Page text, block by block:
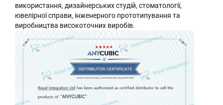
використання, дизайнерських студій, стоматології,
ювелірної справи, інженерного прототипування та
виробництва високоточних виробів.